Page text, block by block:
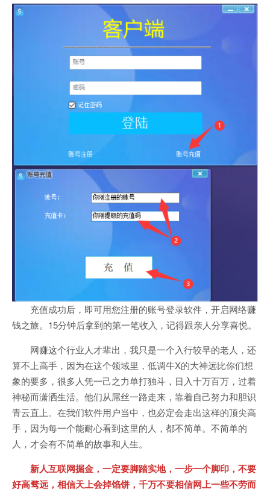
充值成功后，即可用您注册的账号登录软件，开启网络赚
钱之旅。15分钟后拿到的第一笔收入，记得跟亲人分享喜悦。
网赚这个行业人才辈出，我只是一个入行较早的老人，还
算不上高手，因为在这个领域里，低调牛X的大神远比你们想
象的要多，很多人凭一己之力单打独斗，日入十万百万，过着
神秘而潇洒生活。他们从屌丝一路走来，靠着自己努力和胆识
青云直上。在我们软件用户当中，也必定会走出这样的顶尖高
手，因为每一个能耐心看到这里的人，都不简单。不简单的
人，才会有不简单的故事和人生。
新人互联网掘金，一定要脚踏实地，一步一个脚印，不要
好高骛远，相信天上会掉馅饼，千万不要相信网上一些不劳而